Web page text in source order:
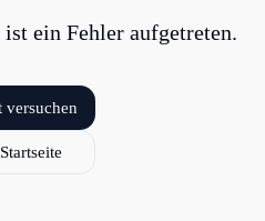
ein Fehler aufgetreten.
versuchen